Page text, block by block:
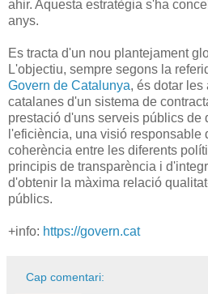
ahir. Aquesta estratègia s'ha
anys.
Es tracta d'un nou plantejament
L'objectiu, sempre segons la
Govern de Catalunya, és dotar
catalanes d'un sistema de
prestació d'uns serveis públics de
l'eficiència, una visió responsable
coherència entre les diferents
principis de transparència i
d'obtenir la màxima relació
públics.
+info: https://govern.cat
Cap comentari: